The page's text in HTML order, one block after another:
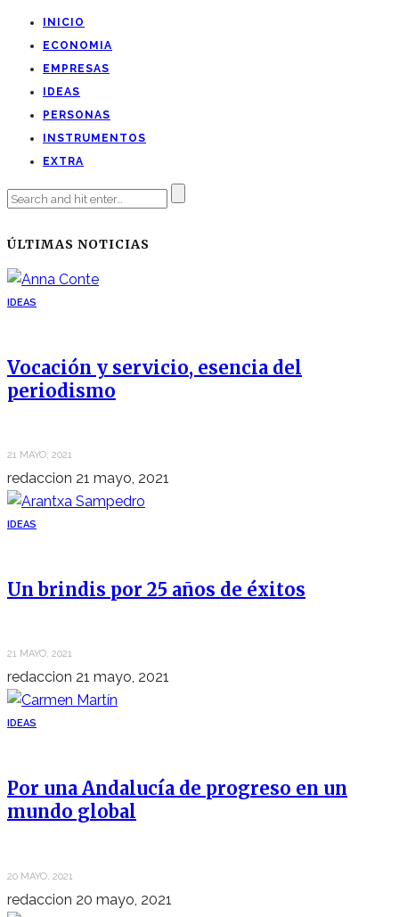
INICIO
ECONOMIA
EMPRESAS
IDEAS
PERSONAS
INSTRUMENTOS
EXTRA
ÚLTIMAS NOTICIAS
IDEAS
Vocación y servicio, esencia del
periodismo
21 MAYO, 2021
redaccion 21 mayo, 2021
IDEAS
Un brindis por 25 años de éxitos
21 MAYO, 2021
redaccion 21 mayo, 2021
IDEAS
Por una Andalucía de progreso en un
mundo global
20 MAYO, 2021
redaccion 20 mayo, 2021